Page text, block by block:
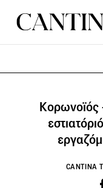
Κορωνοϊός
CANTINA